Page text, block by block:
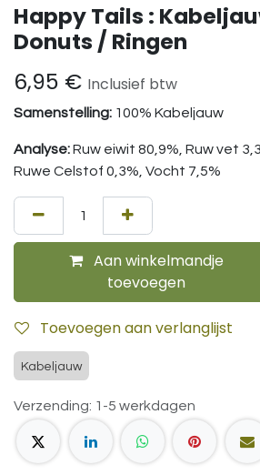
Happy Tails :
Donuts / Ringen
6,95 € Inclusief btw
Samenstelling: 100% Kabeljauw
Analyse:Ruw eiwit 80,9%, Ruw vet
Ruwe Celstof 0,3%, Vocht 7,5%
Aan winkelmandje
toevoegen
Toevoegen aan verlanglijst
Kabeljauw
Verzending: 1-5 werkdagen